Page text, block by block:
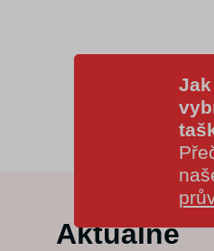
Aktuálně